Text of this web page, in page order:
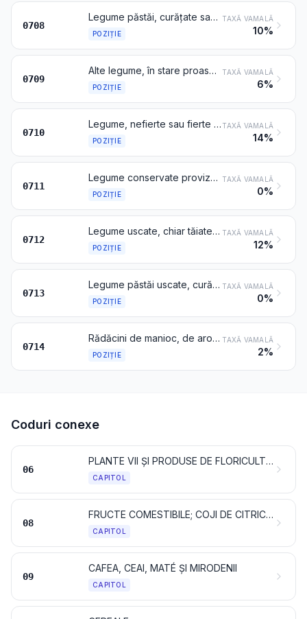
0708
Legume păstăi, curățate sau nu de păstăi, în stare proaspătă sau refrigerată
POZIȚIE
TAXĂ VAMALĂ
10%
0709
Alte legume, în stare proaspătă sau refrigerată
POZIȚIE
TAXĂ VAMALĂ
6%
0710
Legume, nefierte sau fierte în apă sau în abur, congelate
POZIȚIE
TAXĂ VAMALĂ
14%
0711
Legume conservate provizoriu, dar improprii consumului în această stare
POZIȚIE
TAXĂ VAMALĂ
0%
0712
Legume uscate, chiar tăiate felii sau bucăți sau chiar sfărâmate sau pulverizate, dar nepreparate altfel
POZIȚIE
TAXĂ VAMALĂ
12%
0713
Legume păstăi uscate, curățate de păstăi, chiar decorticate sau sfărâmate
POZIȚIE
TAXĂ VAMALĂ
0%
0714
Rădăcini de manioc, de arorut sau de salep, topinamburi, batate și rădăcini și tuberculi similari, cu conținut ridicat de fecule sau inulină, proaspete, refrigerate, congelate sau uscate, chiar tăiate în bucăți sau aglomerate sub formă de pelete; miez de sagotier
POZIȚIE
TAXĂ VAMALĂ
2%
Coduri conexe
06
PLANTE VII ȘI PRODUSE DE FLORICULTURĂ
CAPITOL
08
FRUCTE COMESTIBILE; COJI DE CITRICE SAU DE PEPENI
CAPITOL
09
CAFEA, CEAI, MATÉ ȘI MIRODENII
CAPITOL